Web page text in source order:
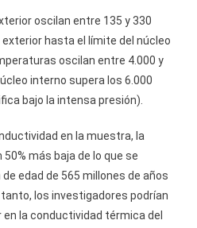
oscilan entre 135 y 330
hasta el límite del núcleo
oscilan entre 4.000 y
interno supera los 6.000
bajo la intensa presión).
en la muestra, la
más baja de lo que se
edad de 565 millones de años
los investigadores podrían
la conductividad térmica del